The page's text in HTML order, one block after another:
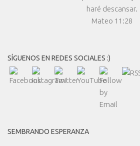
haré descansar.
Mateo 11:28
SÍGUENOS EN REDES SOCIALES :)
SEMBRANDO ESPERANZA